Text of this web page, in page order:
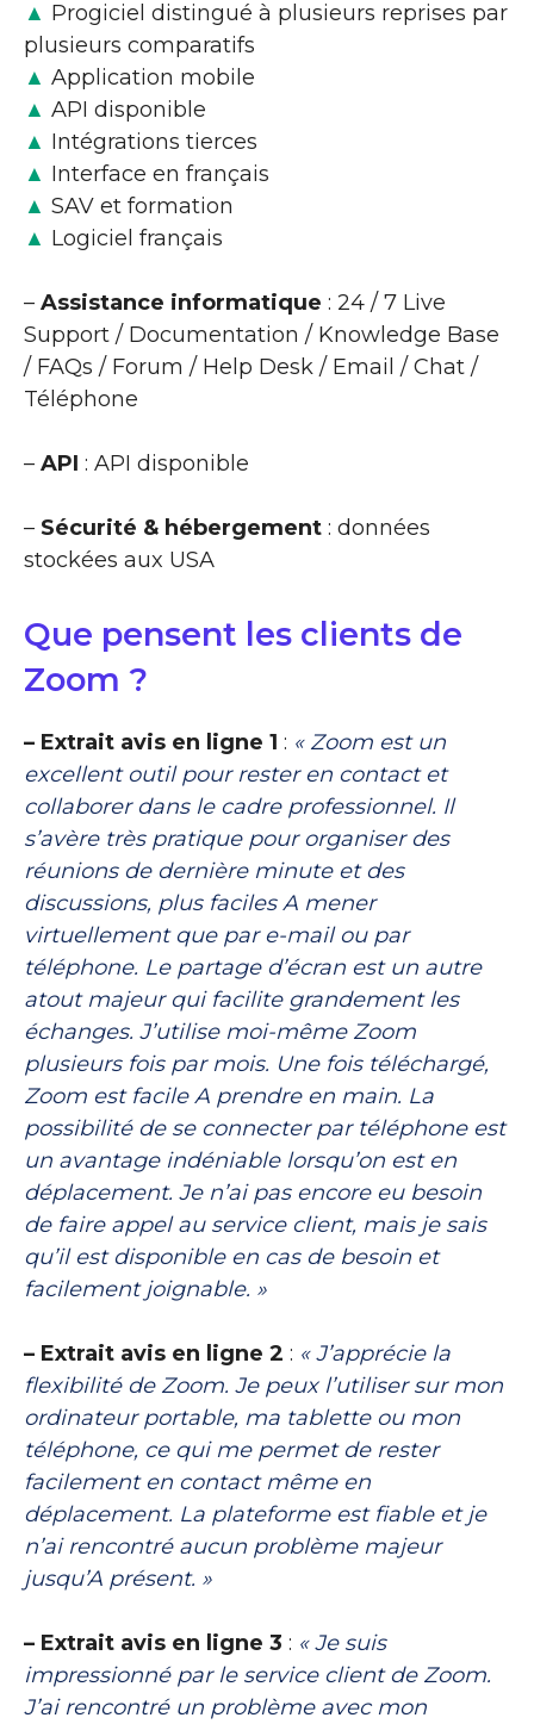
▲ Progiciel distingué à plusieurs reprises par
plusieurs comparatifs
▲ Application mobile
▲ API disponible
▲ Intégrations tierces
▲ Interface en français
▲ SAV et formation
▲ Logiciel français
– Assistance informatique : 24 / 7 Live
Support / Documentation / Knowledge Base
/ FAQs / Forum / Help Desk / Email / Chat /
Téléphone
– API : API disponible
– Sécurité & hébergement : données
stockées aux USA
Que pensent les clients de
Zoom ?
– Extrait avis en ligne 1 : « Zoom est un
excellent outil pour rester en contact et
collaborer dans le cadre professionnel. Il
s’avère très pratique pour organiser des
réunions de dernière minute et des
discussions, plus faciles A mener
virtuellement que par e-mail ou par
téléphone. Le partage d’écran est un autre
atout majeur qui facilite grandement les
échanges. J’utilise moi-même Zoom
plusieurs fois par mois. Une fois téléchargé,
Zoom est facile A prendre en main. La
possibilité de se connecter par téléphone est
un avantage indéniable lorsqu’on est en
déplacement. Je n’ai pas encore eu besoin
de faire appel au service client, mais je sais
qu’il est disponible en cas de besoin et
facilement joignable. »
– Extrait avis en ligne 2 : « J’apprécie la
flexibilité de Zoom. Je peux l’utiliser sur mon
ordinateur portable, ma tablette ou mon
téléphone, ce qui me permet de rester
facilement en contact même en
déplacement. La plateforme est fiable et je
n’ai rencontré aucun problème majeur
jusqu’A présent. »
– Extrait avis en ligne 3 : « Je suis
impressionné par le service client de Zoom.
J’ai rencontré un problème avec mon